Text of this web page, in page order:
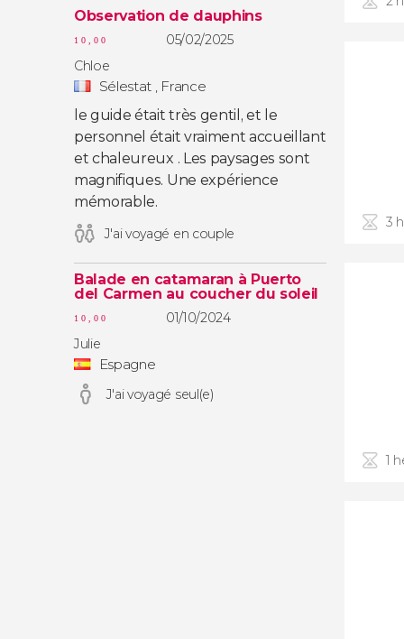
Observation de dauphins
10,00
05/02/2025
Chloe
Sélestat , France
le guide était très gentil, et le
personnel était vraiment accueillant
et chaleureux . Les paysages sont
magnifiques. Une expérience
mémorable.
J'ai voyagé en couple
Balade en catamaran à Puerto
del Carmen au coucher du soleil
10,00
01/10/2024
Julie
Espagne
J'ai voyagé seul(e)
3
1